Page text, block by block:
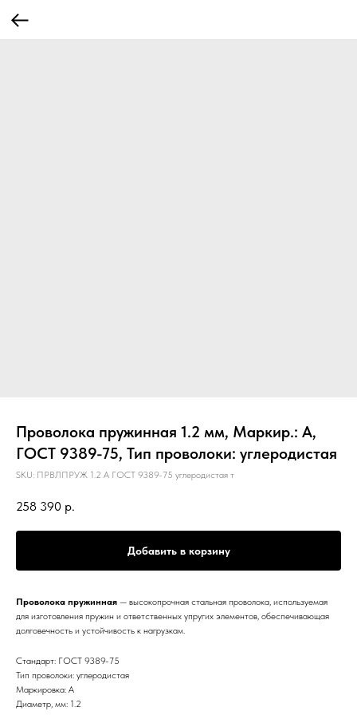
Проволока пружинная 1.2 мм, Маркир.: А,
ГОСТ 9389-75, Тип проволоки: углеродистая
SKU: ПРВЛПРУЖ 1.2 А ГОСТ 9389-75 углеродистая т
258 390 р.
Добавить в корзину
Проволока пружинная — высокопрочная стальная проволока, используемая
для изготовления пружин и ответственных упругих элементов, обеспечивающая
долговечность и устойчивость к нагрузкам.
Стандарт: ГОСТ 9389-75
Тип проволоки: углеродистая
Маркировка: А
Диаметр, мм: 1.2